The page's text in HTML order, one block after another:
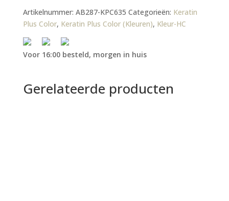
Artikelnummer: AB287-KPC635 Categorieën: Keratin
Plus Color, Keratin Plus Color (Kleuren), Kleur-HC
Voor 16:00 besteld, morgen in huis
Gerelateerde producten